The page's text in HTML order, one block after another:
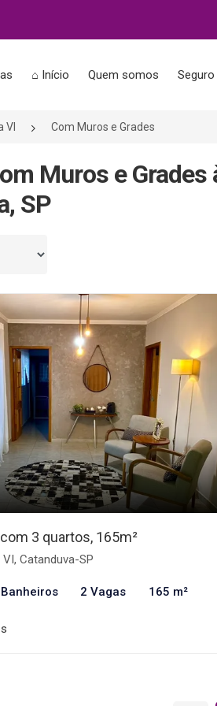
⌂ Início Quem somos
VI Com Muros e Grades
Muros e Grades
SP
3 quartos, 165m²
Catanduva-SP
2 Vagas 165 m²